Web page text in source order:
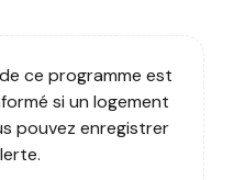
ce programme est
si un logement
pouvez enregistrer